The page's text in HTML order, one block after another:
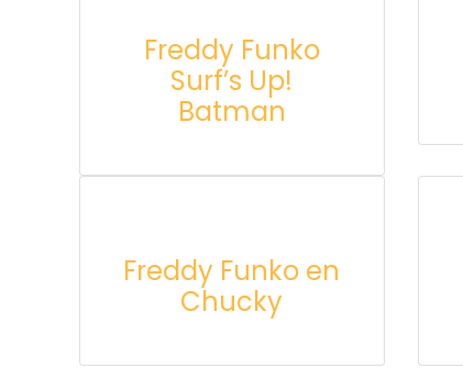
Freddy Funko
Surf’s Up!
Batman
Freddy Funko en
Chucky